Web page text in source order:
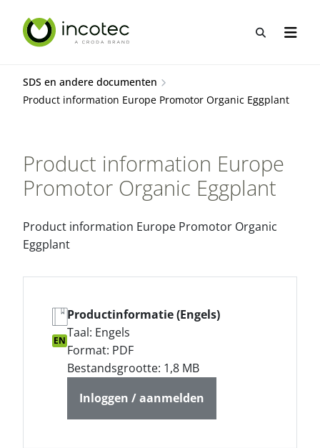
over
over
Open
Open
SDS en andere documenten
Product information Europe Promotor Organic Eggplant
Product information Europe
Promotor Organic Eggplant
Product information Europe Promotor Organic
Eggplant
EN
Productinformatie (Engels)
Taal: Engels
Format: PDF
Bestandsgrootte: 1,8 MB
Inloggen / aanmelden